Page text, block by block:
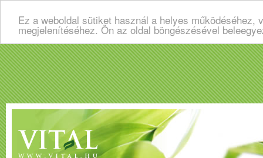
Ez a weboldal sütiket használ a helyes
megjelenítéséhez. Ön az oldal böngészésével